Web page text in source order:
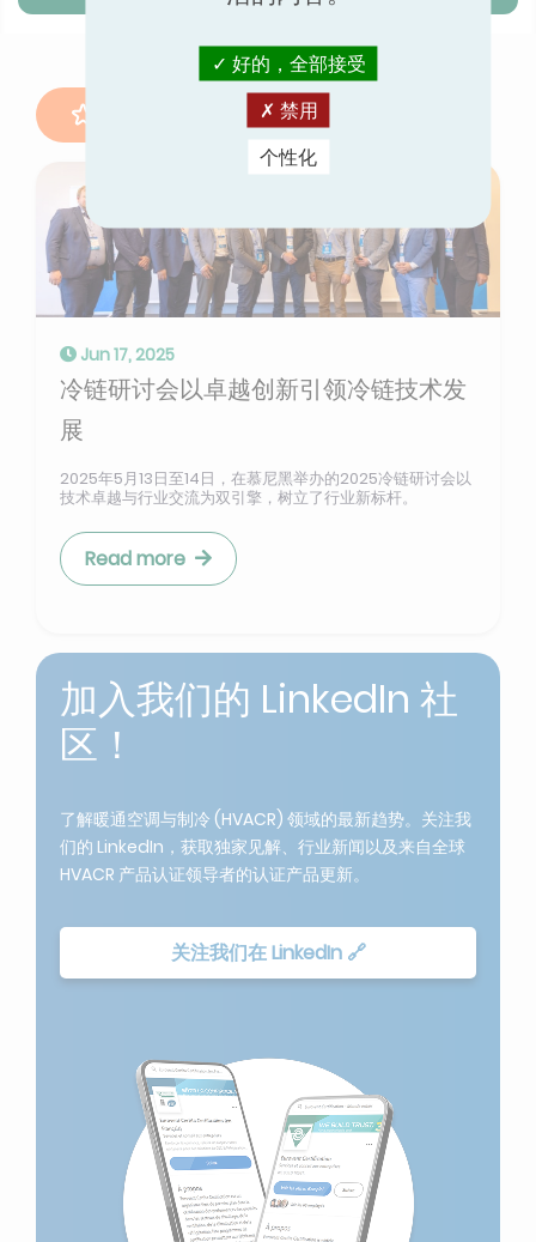
Jun 17, 2025
冷链研讨会以卓越创新引领冷链技术发
展
2025年5月13日至14日，在慕尼黑举办的2025冷链研讨会以
技术卓越与行业交流为双引擎，树立了行业新标杆。
Read more
加入我们的 LinkedIn 社
区！
了解暖通空调与制冷 (HVACR) 领域的最新趋势。关注我
们的 LinkedIn，获取独家见解、行业新闻以及来自全球
HVACR 产品认证领导者的认证产品更新。
关注我们在 LinkedIn 🔗
好的，全部接受
禁用
个性化